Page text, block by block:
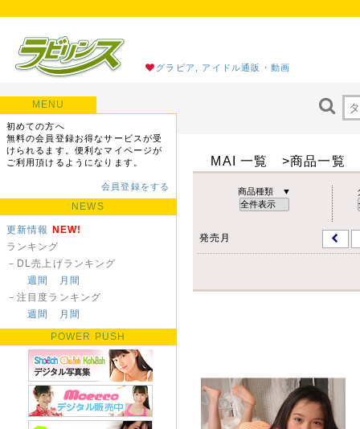
グラビア, アイドル通販・動画
MENU
初めての方へ
無料の会員登録お得なサービスが受
けられるます。便利なマイページが
ご利用頂けるようになります。
会員登録をする
NEWS
更新情報 NEW!
ランキング
－DL売上げランキング
週間
月間
－注目度ランキング
週間
月間
POWER PUSH
MAI 一覧 >商品一覧
商品種類 ▼
発売月